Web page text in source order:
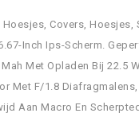
Covers,
Inch Ips-Scherm.
Met Opladen Bij
Met F/1.8
Aan Macro En